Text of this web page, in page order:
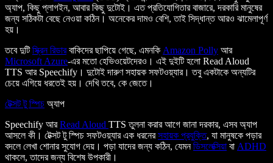
অ্যাপ, কিছু প্লাগইন, আবার কিছু দুটোই। এত প্রতিযোগিতার বাজারে, দরকারি মানুষের
জন্য সঠিকটা বেছে নেওয়া কঠিন। অনেকের দামও বেশি, তাই সিদ্ধান্ত আরও ঝামেলাপূর্ণ
হয়।
তবে দুটিস্ক্রিন রিডারবাকিদের ছাপিয়ে গেছে, এমনকি Amazon Polly আর
Microsoft Azure-এর মতো হেভিওয়েটদেরও। এই দুইটি হলো Read Aloud
TTS আর Speechify। দুটোই দারুণ সহায়ক সফটওয়্যার। তবু একটাকে অন্যটির
চেয়ে এগিয়ে ধরতেই হয়। দেখি তবে, কে জেতে।
টেক্সট টু স্পিচ অ্যাপ
Speechify আরRead Aloud TTS তুলনা করার আগে জানা দরকার, এসব অ্যাপ
আসলে কী। টেক্সট টু স্পিচ সফটওয়্যার এক ধরনেরসহায়ক প্রযুক্তি, যা মানুষকে পড়ার
বদলে লেখা শোনার সুযোগ দেয়। পড়া যাদের জন্য কঠিন, যেমনডিসলেক্সিয়া বা ADHD
থাকলে, তাদের জন্য বিশেষ উপকারী।